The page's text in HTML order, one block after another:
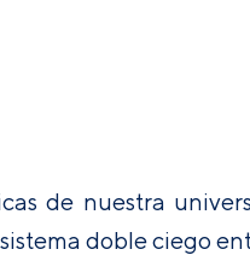
de nuestra
doble ciego